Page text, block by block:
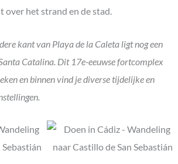
over het strand en de stad.
kant van Playa de la Caleta ligt nog een
Catalina. Dit 17e-eeuwse fortcomplex
en binnen vind je diverse tijdelijke en